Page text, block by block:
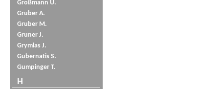
Großmann U.
Gruber A.
Gruber M.
Gruner J.
Grymlas J.
Gubernatis S.
Gumpinger T.
H